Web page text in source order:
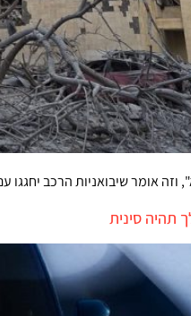
וזה אומר שיבואניות הרכב
תהיה סינית